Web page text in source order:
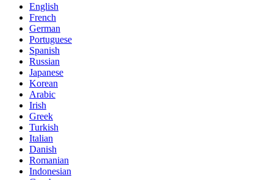
English
French
German
Portuguese
Spanish
Russian
Japanese
Korean
Arabic
Irish
Greek
Turkish
Italian
Danish
Romanian
Indonesian